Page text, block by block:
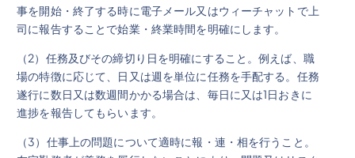
事を開始・終了する時に電子メール又はウィーチャットで上
司に報告することで始業・終業時間を明確にします。
（2）任務及びその締切り日を明確にすること。例えば、職
場の特徴に応じて、日又は週を単位に任務を手配する。任務
遂行に数日又は数週間かかる場合は、毎日に又は1日おきに
進捗を報告してもらいます。
（3）仕事上の問題について適時に報・連・相を行うこと。